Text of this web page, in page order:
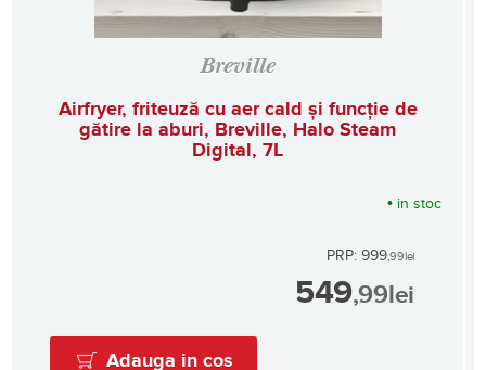
Breville
Airfryer, friteuză cu aer cald și funcție de
gătire la aburi, Breville, Halo Steam
Digital, 7L
• in stoc
PRP: 999,99lei
549,99lei
Adauga in cos